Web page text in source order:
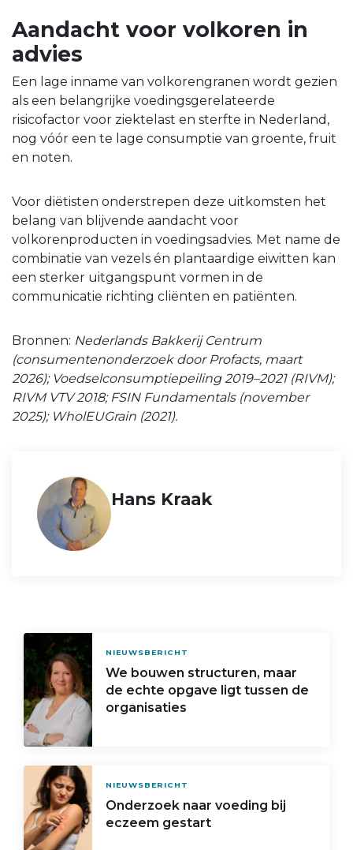
Aandacht voor volkoren in
advies
Een lage inname van volkorengranen wordt gezien
als een belangrijke voedingsgerelateerde
risicofactor voor ziektelast en sterfte in Nederland,
nog vóór een te lage consumptie van groente, fruit
en noten.
Voor diëtisten onderstrepen deze uitkomsten het
belang van blijvende aandacht voor
volkorenproducten in voedingsadvies. Met name de
combinatie van vezels én plantaardige eiwitten kan
een sterker uitgangspunt vormen in de
communicatie richting cliënten en patiënten.
Bronnen: Nederlands Bakkerij Centrum
(consumentenonderzoek door Profacts, maart
2026); Voedselconsumptiepeiling 2019–2021 (RIVM);
RIVM VTV 2018; FSIN Fundamentals (november
2025); WholEUGrain (2021).
Hans Kraak
NIEUWSBERICHT
We bouwen structuren, maar
de echte opgave ligt tussen de
organisaties
NIEUWSBERICHT
Onderzoek naar voeding bij
eczeem gestart